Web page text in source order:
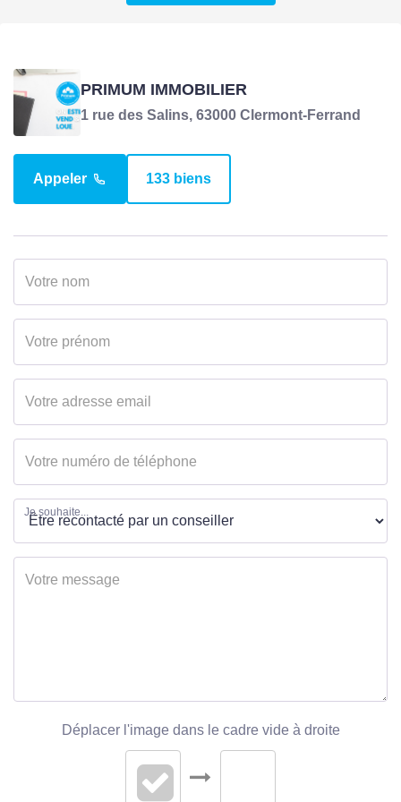
Chambres
Chambre RDC 1
Salle(s) de bains 1
Nombre niveaux 2
Exposition Séjour
Séjour Double Non
AUTRES
Grenier Non
Nombre places
parking
2
Digicode Non
Visiophone
Portail électrique
PRIMUM IMMOBILIER
1 rue des Salins, 63000 Clermont-Ferrand
Appeler 133 biens
Je souhaite...
Déplacer l'image dans le cadre vide à droite